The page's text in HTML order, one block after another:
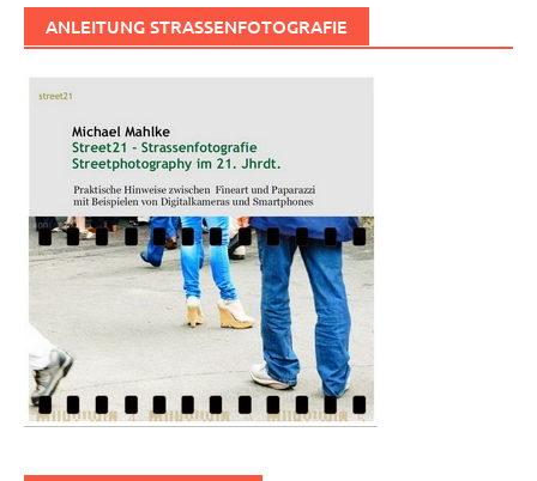
ANLEITUNG STRASSENFOTOGRAFIE